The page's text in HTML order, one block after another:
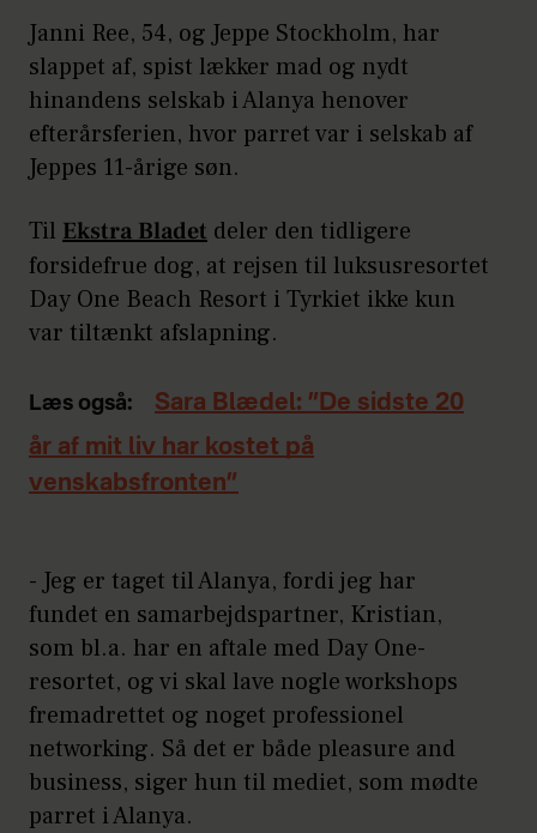
Janni Ree, 54, og Jeppe Stockholm, har
slappet af, spist lækker mad og nydt
hinandens selskab i Alanya henover
efterårsferien, hvor parret var i selskab af
Jeppes 11-årige søn.
Til Ekstra Bladet deler den tidligere
forsidefrue dog, at rejsen til luksusresortet
Day One Beach Resort i Tyrkiet ikke kun
var tiltænkt afslapning.
Læs også:
Sara Blædel: ”De sidste 20
år af mit liv har kostet på
venskabsfronten”
- Jeg er taget til Alanya, fordi jeg har
fundet en samarbejdspartner, Kristian,
som bl.a. har en aftale med Day One-
resortet, og vi skal lave nogle workshops
fremadrettet og noget professionel
networking. Så det er både pleasure and
business, siger hun til mediet, som mødte
parret i Alanya.